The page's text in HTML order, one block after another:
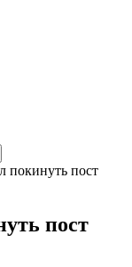
покинуть пост
пост